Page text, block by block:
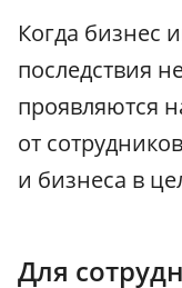
Когда бизнес
последствия
проявляются
от
и бизнеса в
Для